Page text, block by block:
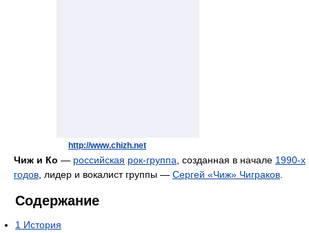
http://www.chizh.net
Чиж и Ко — российская рок-группа , созданная в начале 1990-х
годов , лидер и вокалист группы — Сергей «Чиж» Чиграков
Содержание
1 История